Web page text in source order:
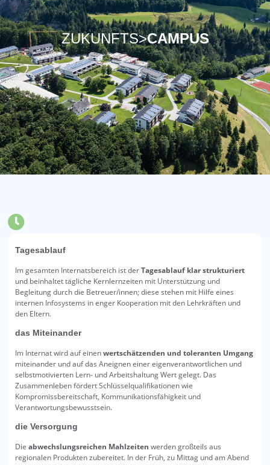
ZUKUNFTS>CAMPUS
Tagesablauf
Im gesamten Internatsbereich ist derTagesablauf klar strukturiert
und beinhaltet tägliche Kernlernzeiten mit Unterstützung und
Begleitung durch die Betreuer/innen; diese stehen mit Hilfe eines
internen Infosystems in enger Kooperation mit den Lehrkräften und
den Eltern.
das Miteinander
Im Internat wird auf einenwertschätzenden und toleranten Umgang
miteinander und auf das Aneignen einer eigenverantwortlichen und
selbstmotivierten Lern- und Arbeitshaltung Wert gelegt. Das
Zusammenleben fördert Schlüsselqualifikationen wie
Kompromissbereitschaft, Kommunikationsfähigkeit und
Verantwortungsbewusstsein.
die Versorgung
Dieabwechslungsreichen Mahlzeiten werden großteils aus
regionalen Produkten zubereitet. In der Früh, zu Mittag und am Abend